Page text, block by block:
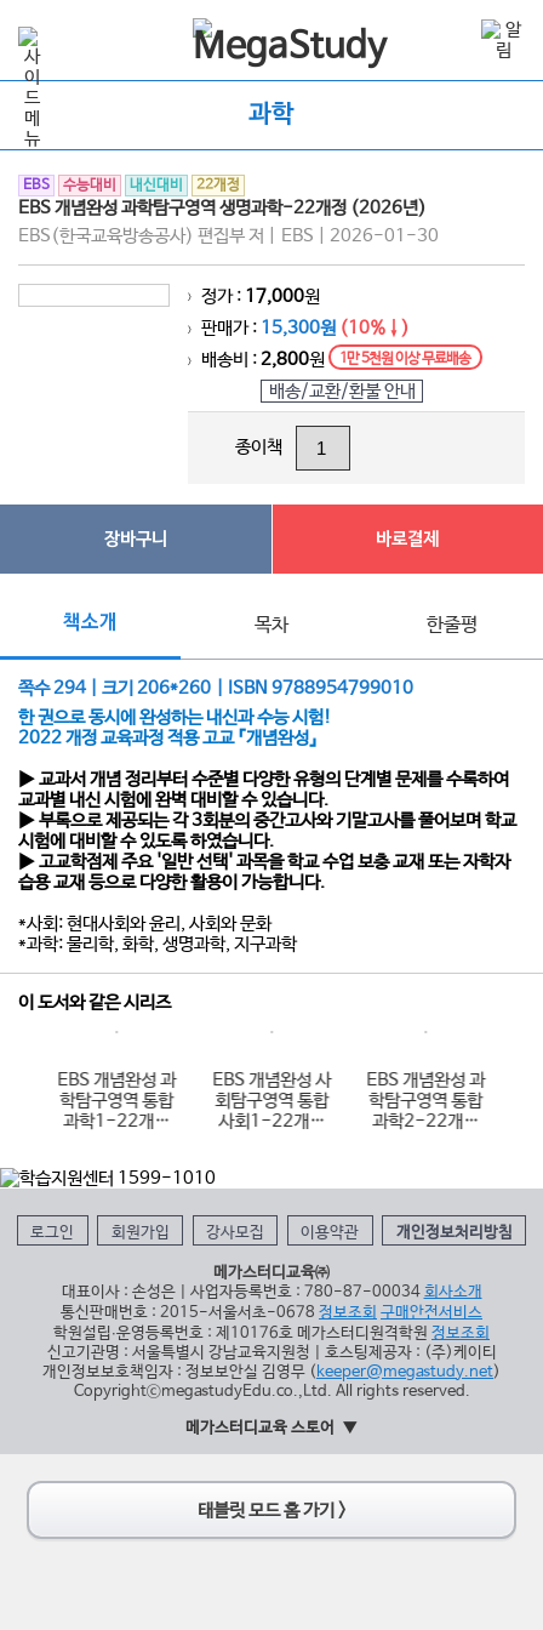
과학
EBS 수능대비 내신대비 22개정
EBS 개념완성 과학탐구영역 생명과학-22개정 (2026년)
EBS(한국교육방송공사) 편집부 저 | EBS | 2026-01-30
> 정가 : 17,000원
> 판매가 : 15,300원 (10%↓)
> 배송비 :2,800원 1만 5천원 이상 무료배송
배송/교환/환불 안내
종이책
장바구니 바로결제
책소개 목차 한줄평
쪽수 294 | 크기 206*260 | ISBN 9788954799010
한 권으로 동시에 완성하는 내신과 수능 시험!
2022 개정 교육과정 적용 고교 『개념완성』
▶ 교과서 개념 정리부터 수준별 다양한 유형의 단계별 문제를 수록하여
교과별 내신 시험에 완벽 대비할 수 있습니다.
▶ 부록으로 제공되는 각 3회분의 중간고사와 기말고사를 풀어보며 학교
시험에 대비할 수 있도록 하였습니다.
▶ 고교학점제 주요 '일반 선택' 과목을 학교 수업 보충 교재 또는 자학자
습용 교재 등으로 다양한 활용이 가능합니다.
*사회: 현대사회와 윤리, 사회와 문화
*과학: 물리학, 화학, 생명과학, 지구과학
이 도서와 같은 시리즈
EBS 개념완성 과
학탐구영역 통합
과학1-22개정
EBS 개념완성 사
회탐구영역 통합
사회1-22개정
EBS 개념완성 과
학탐구영역 통합
과학2-22개정
로그인 회원가입 강사모집 이용약관 개인정보처리방침
메가스터디교육㈜
대표이사 : 손성은 | 사업자등록번호 : 780-87-00034 회사소개
통신판매번호 : 2015-서울서초-0678 정보조회 구매안전서비스
학원설립∙운영등록번호 : 제10176호 메가스터디원격학원 정보조회
신고기관명 : 서울특별시 강남교육지원청 | 호스팅제공자 : (주)케이티
개인정보보호책임자 : 정보보안실 김영무 (keeper@megastudy.net)
CopyrightⓒmegastudyEdu.co.,Ltd. All rights reserved.
메가스터디교육 스토어
태블릿 모드 홈 가기 >